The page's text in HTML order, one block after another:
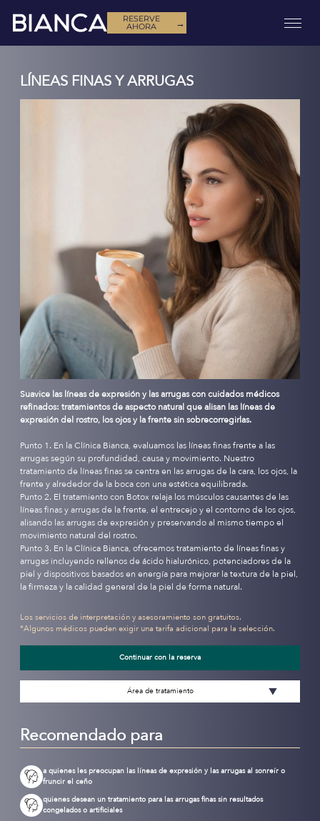
RESERVE
AHORA →
LÍNEAS FINAS Y ARRUGAS
Suavice las líneas de expresión y las arrugas con cuidados médicos
refinados: tratamientos de aspecto natural que alisan las líneas de
expresión del rostro, los ojos y la frente sin sobrecorregirlas.
Punto 1. En la Clínica Bianca, evaluamos las líneas finas frente a las
arrugas según su profundidad, causa y movimiento. Nuestro
tratamiento de líneas finas se centra en las arrugas de la cara, los ojos, la
frente y alrededor de la boca con una estética equilibrada.
Punto 2. El tratamiento con Botox relaja los músculos causantes de las
líneas finas y arrugas de la frente, el entrecejo y el contorno de los ojos,
alisando las arrugas de expresión y preservando al mismo tiempo el
movimiento natural del rostro.
Punto 3. En la Clínica Bianca, ofrecemos tratamiento de líneas finas y
arrugas incluyendo rellenos de ácido hialurónico, potenciadores de la
piel y dispositivos basados en energía para mejorar la textura de la piel,
la firmeza y la calidad general de la piel de forma natural.
Los servicios de interpretación y asesoramiento son gratuitos.
*Algunos médicos pueden exigir una tarifa adicional para la selección.
Continuar con la reserva
Área de tratamiento
Recomendado para
a quienes les preocupan las líneas de expresión y las arrugas al sonreír o
fruncir el ceño
quienes desean un tratamiento para las arrugas finas sin resultados
congelados o artificiales